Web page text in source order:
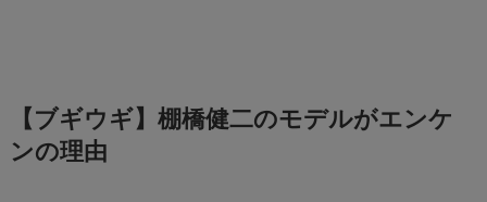
【ブギウギ】棚橋健二のモデルがエンケ
ンの理由